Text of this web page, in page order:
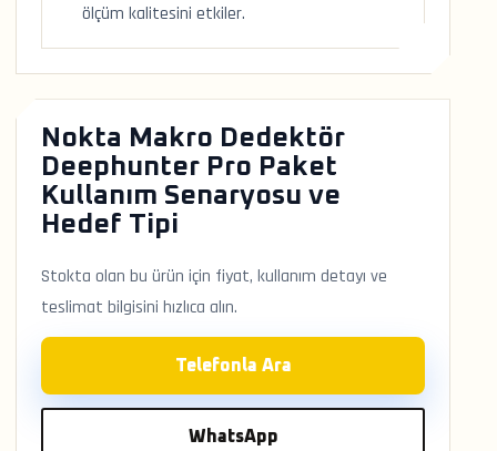
ölçüm kalitesini etkiler.
Nokta Makro Dedektör
Deephunter Pro Paket
Kullanım Senaryosu ve
Hedef Tipi
Stokta olan bu ürün için fiyat, kullanım detayı ve
teslimat bilgisini hızlıca alın.
Telefonla Ara
WhatsApp